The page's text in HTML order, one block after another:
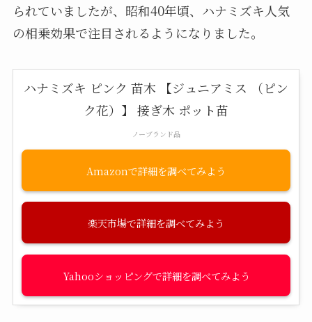
られていましたが、昭和40年頃、ハナミズキ人気
の相乗効果で注目されるようになりました。
ハナミズキ ピンク 苗木 【ジュニアミス （ピン
ク花）】 接ぎ木 ポット苗
ノーブランド品
Amazon
楽天市場
Yahooショッピング